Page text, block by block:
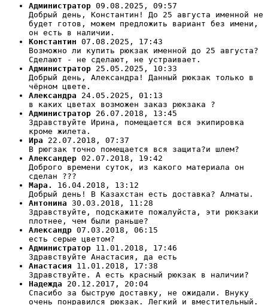
Администратор 09.08.2025, 09:57
Добрый день, Константин! До 25 августа именной не
будет готов, можем предложить вариант без имени,
он есть в наличии.
Константин 07.08.2025, 17:43
Возможно ли купить рюкзак именной до 25 августа?
Сделают - не сделают, не устраивает.
Администратор 25.05.2025, 10:33
Добрый день, Александра! Данный рюкзак только в
чёрном цвете.
Александра 24.05.2025, 01:13
в каких цветах возможен заказ рюкзака ?
Администратор 26.07.2018, 13:45
Здравствуйте Ирина, помещается вся экипировка
кроме жилета.
Ира 22.07.2018, 07:37
В рюгзак точно помещается вся защита?и шлем?
Александер 02.07.2018, 19:42
Доброго времени суток, из какого материала он
сделан ???
Мара.
16.04.2018, 13:12
Добрый день! В Казахстан есть доставка? Алматы.
Антонина 30.03.2018, 11:28
Здравствуйте, подскажите пожалуйста, эти рюкзаки
плотнее, чем были раньше?
Александр 07.03.2018, 06:15
есть серые цветом?
Администратор 11.01.2018, 17:46
Здравствуйте Анастасия, да есть
Анастасия 11.01.2018, 17:38
Здравствуйте. А есть красный рюкзак в наличии?
Надежда 20.12.2017, 20:04
Спасибо за быструю доставку, не ожидали. Внуку
очень понравился рюкзак. Легкий и вместительный.